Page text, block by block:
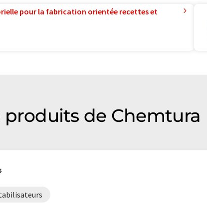
pour la fabrication orientée recettes et
de Chemtura